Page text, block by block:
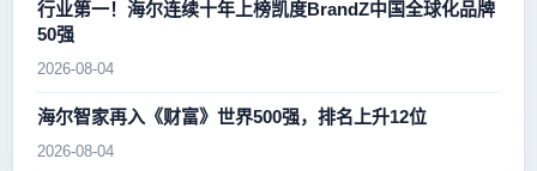
行业第一！海尔连续十年上榜凯度BrandZ中国全球化品牌
50强
2026-08-04
海尔智家再入《财富》世界500强，排名上升12位
2026-08-04